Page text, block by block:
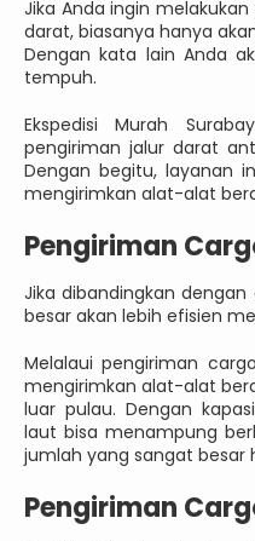
Jika Anda ingin
darat, biasanya hanya
Dengan kata lain Anda
tempuh.
Ekspedisi Murah
pengiriman jalur darat
Dengan begitu, layanan
mengirimkan alat-alat
Pengiriman
Jika dibandingkan
besar akan lebih efisien
Melalaui pengiriman
mengirimkan alat-alat
luar pulau. Dengan
laut bisa menampung
jumlah yang sangat besar
Pengiriman